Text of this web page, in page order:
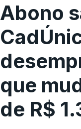
Abono
que
de R$